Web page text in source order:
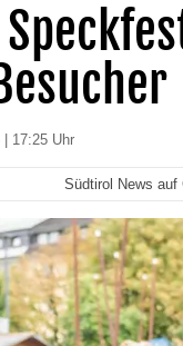
17:25 Uhr
Südtirol News auf